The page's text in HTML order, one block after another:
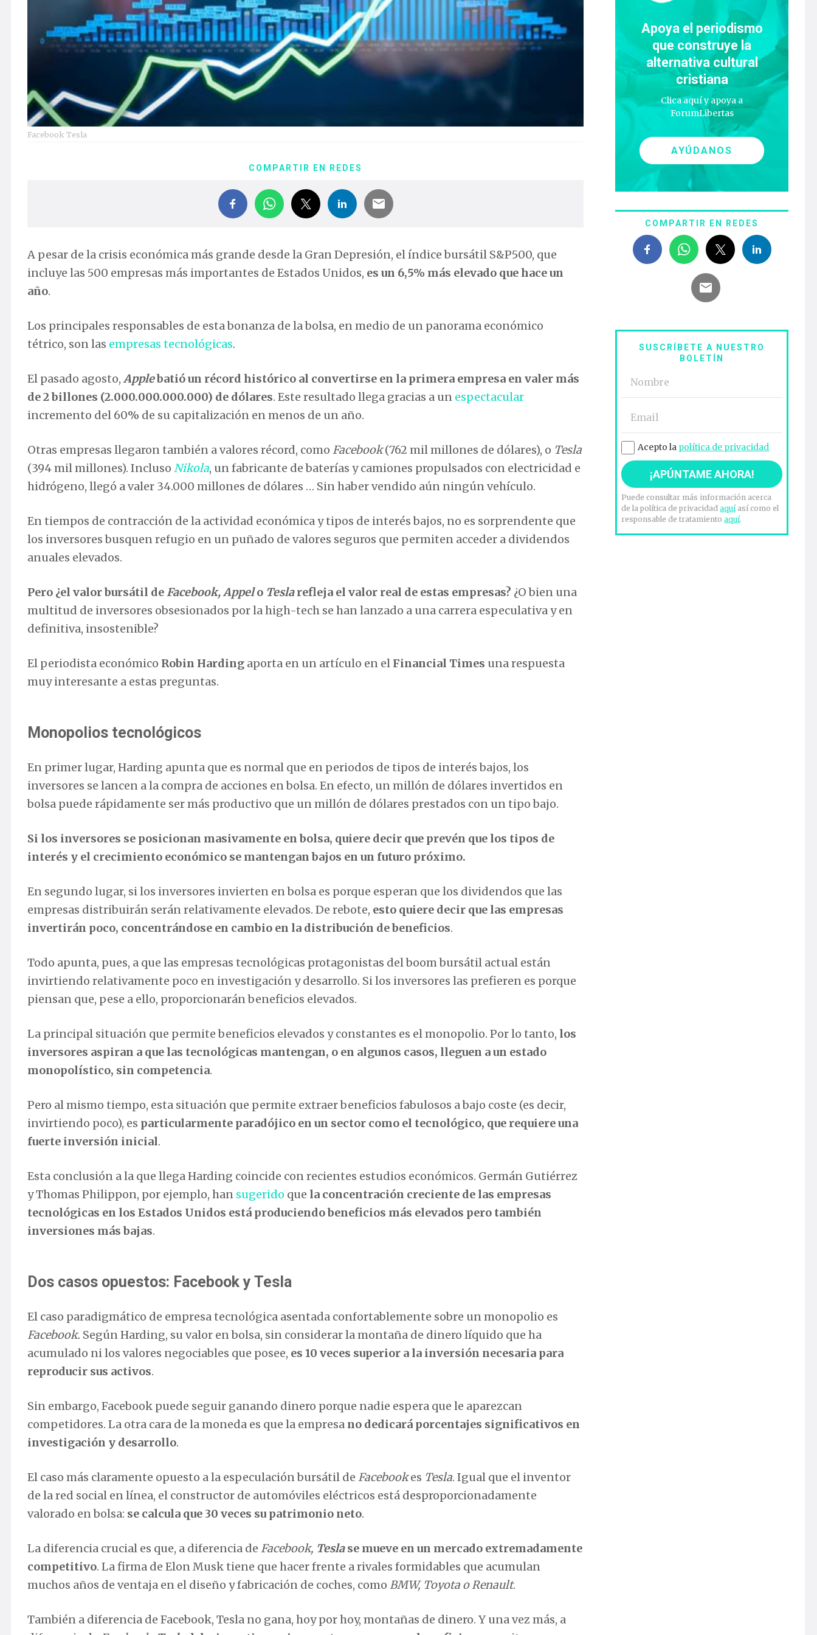
Facebook Tesla
COMPARTIR EN REDES
A pesar de la crisis económica más grande desde la Gran Depresión, el índice bursátil S&P500, que
incluye las 500 empresas más importantes de Estados Unidos, es un 6,5% más elevado que hace un
año.
Los principales responsables de esta bonanza de la bolsa, en medio de un panorama económico
tétrico, son las empresas tecnológicas.
El pasado agosto, Applebatió un récord histórico al convertirse en la primera empresa en valer más
de 2 billones (2.000.000.000.000) de dólares. Este resultado llega gracias a un espectacular
incremento del 60% de su capitalización en menos de un año.
Otras empresas llegaron también a valores récord, como Facebook(762 mil millones de dólares), o Tesla
(394 mil millones). Incluso Nikola, un fabricante de baterías y camiones propulsados ​​con electricidad e
hidrógeno, llegó a valer 34.000 millones de dólares … Sin haber vendido aún ningún vehículo.
En tiempos de contracción de la actividad económica y tipos de interés bajos, no es sorprendente que
los inversores busquen refugio en un puñado de valores seguros que permiten acceder a dividendos
anuales elevados.
Pero ¿el valor bursátil de Facebook, Appelo Teslarefleja el valor real de estas empresas? ¿O bien una
multitud de inversores obsesionados por la high-tech se han lanzado a una carrera especulativa y en
definitiva, insostenible?
El periodista económico Robin Harding aporta en un artículo en el Financial Times una respuesta
muy interesante a estas preguntas.
Monopolios tecnológicos
En primer lugar, Harding apunta que es normal que en periodos de tipos de interés bajos, los
inversores se lancen a la compra de acciones en bolsa. En efecto, un millón de dólares invertidos en
bolsa puede rápidamente ser más productivo que un millón de dólares prestados con un tipo bajo.
Si los inversores se posicionan masivamente en bolsa, quiere decir que prevén que los tipos de
interés y el crecimiento económico se mantengan bajos en un futuro próximo.
En segundo lugar, si los inversores invierten en bolsa es porque esperan que los dividendos que las
empresas distribuirán serán relativamente elevados. De rebote, esto quiere decir que las empresas
invertirán poco, concentrándose en cambio en la distribución de beneficios.
Todo apunta, pues, a que las empresas tecnológicas protagonistas del boom bursátil actual están
invirtiendo relativamente poco en investigación y desarrollo. Si los inversores las prefieren es porque
piensan que, pese a ello, proporcionarán beneficios elevados.
La principal situación que permite beneficios elevados y constantes es el monopolio. Por lo tanto, los
inversores aspiran a que las tecnológicas mantengan, o en algunos casos, lleguen a un estado
monopolístico, sin competencia.
Pero al mismo tiempo, esta situación que permite extraer beneficios fabulosos a bajo coste (es decir,
invirtiendo poco), es particularmente paradójico en un sector como el tecnológico, que requiere una
fuerte inversión inicial.
Esta conclusión a la que llega Harding coincide con recientes estudios económicos. Germán Gutiérrez
y Thomas Philippon, por ejemplo, han sugerido que la concentración creciente de las empresas
tecnológicas en los Estados Unidos está produciendo beneficios más elevados pero también
inversiones más bajas.
Dos casos opuestos: Facebook y Tesla
El caso paradigmático de empresa tecnológica asentada confortablemente sobre un monopolio es
Facebook. Según Harding, su valor en bolsa, sin considerar la montaña de dinero líquido que ha
acumulado ni los valores negociables que posee, es 10 veces superior a la inversión necesaria para
reproducir sus activos.
Sin embargo, Facebook puede seguir ganando dinero porque nadie espera que le aparezcan
competidores. La otra cara de la moneda es que la empresa no dedicará porcentajes significativos en
investigación y desarrollo.
El caso más claramente opuesto a la especulación bursátil de Facebookes Tesla. Igual que el inventor
de la red social en línea, el constructor de automóviles eléctricos está desproporcionadamente
valorado en bolsa: se calcula que 30 veces su patrimonio neto.
La diferencia crucial es que, a diferencia de Facebook, Teslase mueve en un mercado extremadamente
competitivo. La firma de Elon Musk tiene que hacer frente a rivales formidables que acumulan
muchos años de ventaja en el diseño y fabricación de coches, como BMW, Toyota o Renault.
También a diferencia de Facebook, Tesla no gana, hoy por hoy, montañas de dinero. Y una vez más, a
Apoya el periodismo
que construye la
alternativa cultural
cristiana
Clica aquí y apoya a
ForumLibertas
AYÚDANOS
COMPARTIR EN REDES
SUSCRÍBETE A NUESTRO
BOLETÍN
Acepto la política de privacidad
Puede consultar más información acerca
de la política de privacidadaquíasí como el
responsable de tratamientoaquí.